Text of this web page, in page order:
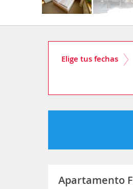
Elige tus fechas
Apartamento